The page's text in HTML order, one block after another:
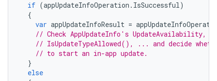
if (appUpdateInfoOperation . IsSuccessful)
{
var appUpdateInfoResult =
// Check AppUpdateInfo's UpdateAvailability,
// IsUpdateTypeAllowed(), ... and decide
// to start an in-app update.
}
else